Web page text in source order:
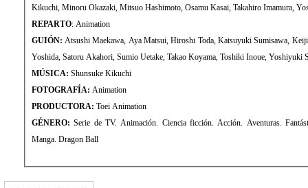
Kikuchi, Minoru Okazaki, Mitsuo Hashimoto, Osamu Kasai, Takahiro Imamura,
REPARTO: Animation
GUIÓN: Atsushi Maekawa, Aya Matsui, Hiroshi Toda, Katsuyuki Sumisawa,
Yoshida, Satoru Akahori, Sumio Uetake, Takao Koyama, Toshiki Inoue, Yoshiyuki
MÚSICA: Shunsuke Kikuchi
FOTOGRAFÍA: Animation
PRODUCTORA: Toei Animation
GÉNERO: Serie de TV. Animación. Ciencia ficción. Acción. Aventuras.
Manga. Dragon Ball